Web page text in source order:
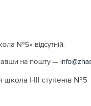
№5» відсутній.
на пошту —
І-ІІІ ступенів №5